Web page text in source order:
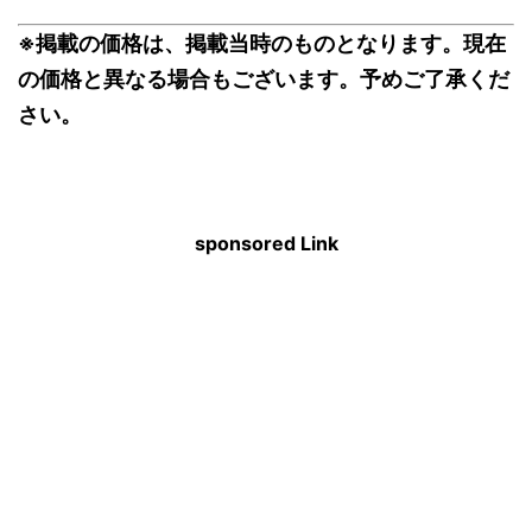
※掲載の価格は、掲載当時のものとなります。現在
の価格と異なる場合もございます。予めご了承くだ
さい。
sponsored Link